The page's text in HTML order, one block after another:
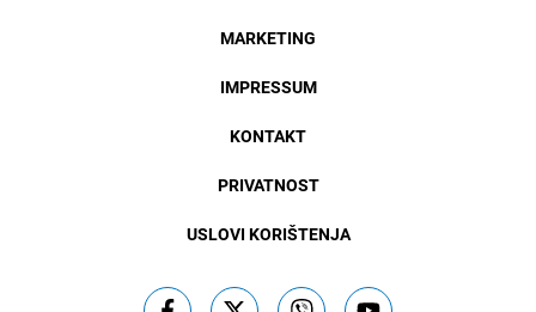
MARKETING
IMPRESSUM
KONTAKT
PRIVATNOST
USLOVI KORIŠTENJA